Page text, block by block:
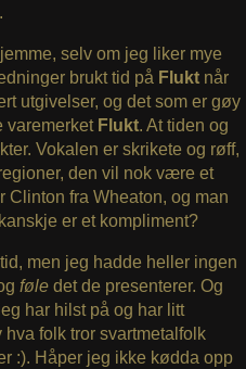
selv om jeg liker mye
brukt tid på Flukt når
utgivelser, og det som er gøy
varemerket Flukt. At tiden og
Vokalen er skrikete og røff,
den vil nok være et
Clinton fra Wheaton, og man
er et kompliment?
men jeg hadde heller ingen
føledet de presenterer. Og
har hilst på og har litt
folk tror svartmetalfolk
:). Håper jeg ikke kødda opp